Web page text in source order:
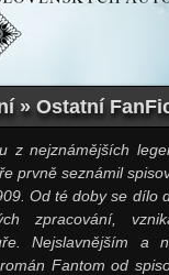
» Ostatní
z nejznámějších
prvně seznámil
Od té doby se dílo
zpracování,
Nejslavnějším a
Fantom od